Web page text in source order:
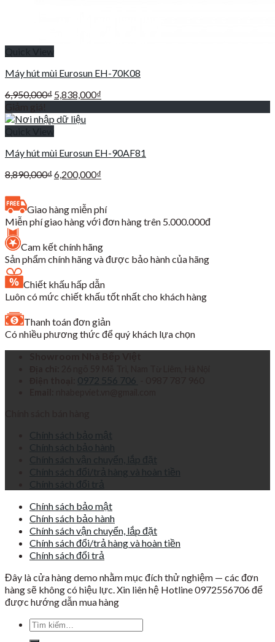
Máy hút mùi Eurosun EH-70K08
6,950,000₫ Giá
là:
6,950,000₫.
5,838,000₫
Máy hút mùi Eurosun EH-90AF81
8,890,000₫Giá
8,890,000₫.
6,200,000₫
là:
6,200,000₫.
Giao hàng miễn phí
Miễn phí giao hàng với đơn hàng trên 5.000.000đ
Cam kết chính hãng
Sản phẩm chính hãng và được bảo hành của hãng
Chiết khấu hấp dẫn
Luôn có mức chiết khấu tốt nhất cho khách hàng
Thanh toán đơn giản
Có nhiều phương thức để quý khách lựa chọn
0972 556 706
Chính sách bảo mật
Chính sách bảo hành
Chính sách vận chuyển, lắp đặt
Chính sách đổi/trả hàng và hoàn tiền
Chính sách đổi trả
Chính sách bảo mật
Chính sách bảo hành
Chính sách vận chuyển, lắp đặt
Chính sách đổi/trả hàng và hoàn tiền
Chính sách đổi trả
Đây là cửa hàng demo nhằm mục đích thử nghiệm — các đơn
hàng sẽ không có hiệu lực. Xin liên hệ Hotline 0972556706 để
được hướng dẫn mua hàng
Tìm
kiếm: